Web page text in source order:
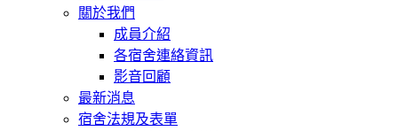
關於我們
成員介紹
各宿舍連絡資訊
影音回顧
最新消息
宿舍法規及表單